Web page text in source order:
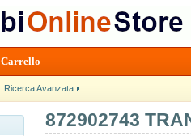
Carrello
Ricerca Avanzata
872902743